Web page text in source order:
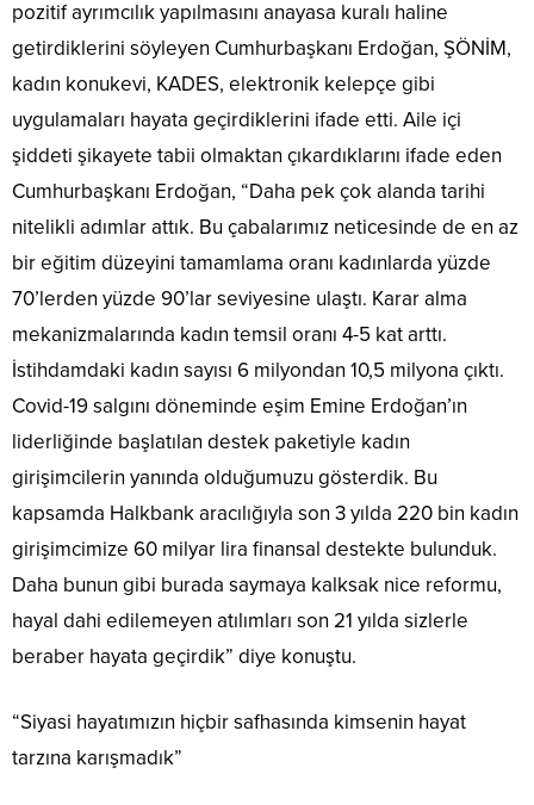
pozitif ayrımcılık yapılmasını anayasa kuralı haline
getirdiklerini söyleyen Cumhurbaşkanı Erdoğan, ŞÖNİM,
kadın konukevi, KADES, elektronik kelepçe gibi
uygulamaları hayata geçirdiklerini ifade etti. Aile içi
şiddeti şikayete tabii olmaktan çıkardıklarını ifade eden
Cumhurbaşkanı Erdoğan, “Daha pek çok alanda tarihi
nitelikli adımlar attık. Bu çabalarımız neticesinde de en az
bir eğitim düzeyini tamamlama oranı kadınlarda yüzde
70’lerden yüzde 90’lar seviyesine ulaştı. Karar alma
mekanizmalarında kadın temsil oranı 4-5 kat arttı.
İstihdamdaki kadın sayısı 6 milyondan 10,5 milyona çıktı.
Covid-19 salgını döneminde eşim Emine Erdoğan’ın
liderliğinde başlatılan destek paketiyle kadın
girişimcilerin yanında olduğumuzu gösterdik. Bu
kapsamda Halkbank aracılığıyla son 3 yılda 220 bin kadın
girişimcimize 60 milyar lira finansal destekte bulunduk.
Daha bunun gibi burada saymaya kalksak nice reformu,
hayal dahi edilemeyen atılımları son 21 yılda sizlerle
beraber hayata geçirdik” diye konuştu.
“Siyasi hayatımızın hiçbir safhasında kimsenin hayat
tarzına karışmadık”